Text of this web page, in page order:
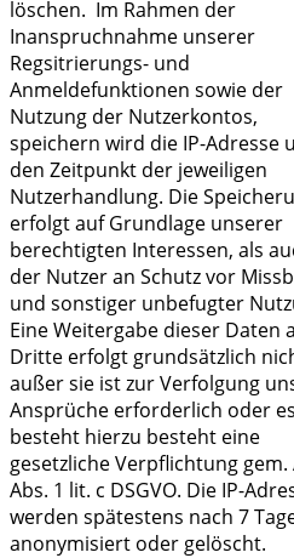
löschen. Im Rahmen der
Inanspruchnahme unserer
Regsitrierungs- und
Anmeldefunktionen sowie der
Nutzung der Nutzerkontos,
speichern wird die IP-Adresse
den Zeitpunkt der jeweiligen
Nutzerhandlung. Die
erfolgt auf Grundlage unserer
berechtigten Interessen, als
der Nutzer an Schutz vor
und sonstiger unbefugter
Eine Weitergabe dieser Daten
Dritte erfolgt grundsätzlich
außer sie ist zur Verfolgung
Ansprüche erforderlich oder es
besteht hierzu besteht eine
gesetzliche Verpflichtung gem.
Abs. 1 lit. c DSGVO. Die IP-
werden spätestens nach 7
anonymisiert oder gelöscht.